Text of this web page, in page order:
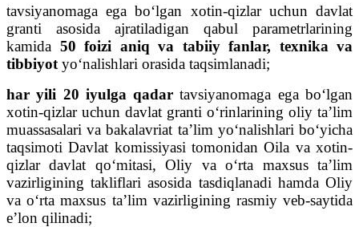
tavsiyanomaga ega bo‘lgan xotin-qizlar uchun davlat
granti asosida ajratiladigan qabul parametrlarining
kamida 50 foizi aniq va tabiiy fanlar, texnika va
tibbiyot yo‘nalishlari orasida taqsimlanadi;
har yili 20 iyulga qadartavsiyanomaga ega bo‘lgan
xotin-qizlar uchun davlat granti o‘rinlarining oliy ta’lim
muassasalari va bakalavriat ta’lim yo‘nalishlari bo‘yicha
taqsimoti Davlat komissiyasi tomonidan Oila va xotin-
qizlar davlat qo‘mitasi, Oliy va o‘rta maxsus ta’lim
vazirligining takliflari asosida tasdiqlanadi hamda Oliy
va o‘rta maxsus ta’lim vazirligining rasmiy veb-saytida
e’lon qilinadi;